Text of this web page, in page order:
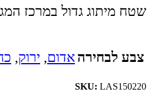
שטח מיתוג גדול במרכז
צבע לבחירהאדום, ירוק,
SKU: LAS150220